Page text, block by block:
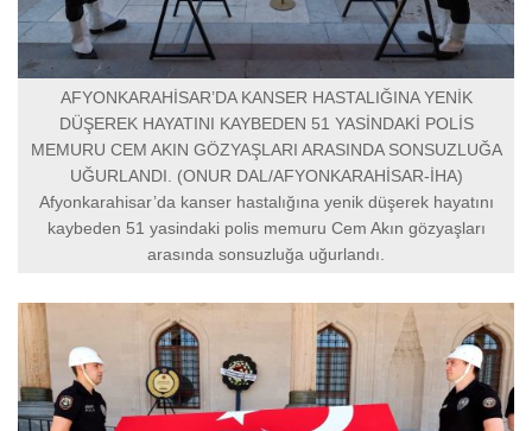
AFYONKARAHİSAR’DA KANSER HASTALIĞINA YENİK
DÜŞEREK HAYATINI KAYBEDEN 51 YASİNDAKİ POLİS
MEMURU CEM AKIN GÖZYAŞLARI ARASINDA SONSUZLUĞA
UĞURLANDI. (ONUR DAL/AFYONKARAHİSAR-İHA)
Afyonkarahisar’da kanser hastalığına yenik düşerek hayatını
kaybeden 51 yasindaki polis memuru Cem Akın gözyaşları
arasında sonsuzluğa uğurlandı.